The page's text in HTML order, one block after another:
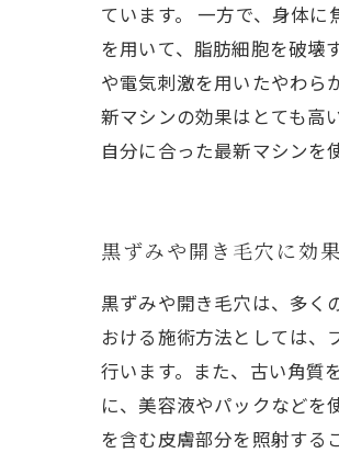
ています。 一方で、身体
を用いて、脂肪細胞を破壊
や電気刺激を用いたやわら
新マシンの効果はとても高
自分に合った最新マシンを
黒ずみや開き毛穴に効
黒ずみや開き毛穴は、多く
おける施術方法としては、
行います。また、古い角質
に、美容液やパックなどを
を含む皮膚部分を照射する